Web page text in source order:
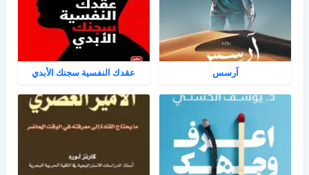
آرسس عقدك النفسية سجنك الأبدي